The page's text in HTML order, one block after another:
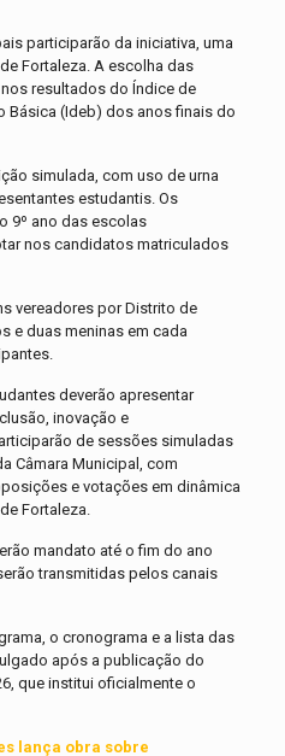
participarão da iniciativa, uma
Fortaleza. A escolha das
resultados do Índice de
Básica (Ideb) dos anos finais do
simulada, com uso de urna
estudantis. Os
9º ano das escolas
nos candidatos matriculados
vereadores por Distrito de
e duas meninas em cada
deverão apresentar
inovação e
de sessões simuladas
Câmara Municipal, com
e votações em dinâmica
Fortaleza.
mandato até o fim do ano
transmitidas pelos canais
o cronograma e a lista das
após a publicação do
que institui oficialmente o
lança obra sobre